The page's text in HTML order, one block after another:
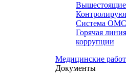
Система ОМС
Горячая
коррупции
Медицинские
Документы